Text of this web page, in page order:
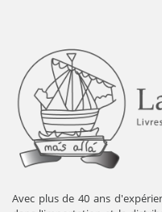
Avec plus de 40 ans